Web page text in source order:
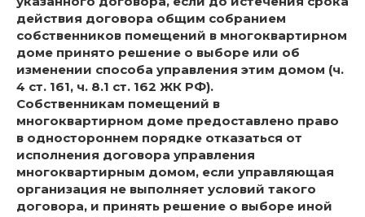
действия договора общим собранием
собственников помещений в многоквартирном
доме принято решение о выборе или об
изменении способа управления этим домом (ч.
4 ст. 161, ч. 8.1 ст. 162 ЖК РФ).
Собственникам помещений в
многоквартирном доме предоставлено право
в одностороннем порядке отказаться от
исполнения договора управления
многоквартирным домом, если управляющая
организация не выполняет условий такого
договора, и принять решение о выборе иной